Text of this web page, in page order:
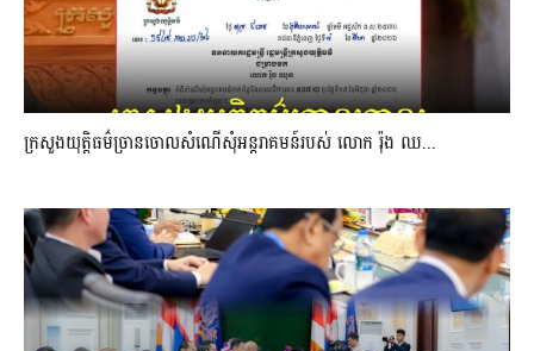
ក្រសួងយុត្តិធម៌ច្រានចោលសំណើសុំអន្តរាគមន៍របស់ លោក រ៉ុង ឈ...